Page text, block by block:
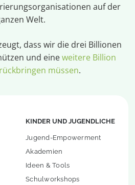
auf der
Welt.
dass wir die drei Billionen
und eineweitere Billion
müssen.
KINDER UND JUGENDLICHE
Jugend-Empowerment
Akademien
Ideen & Tools
Schulworkshops